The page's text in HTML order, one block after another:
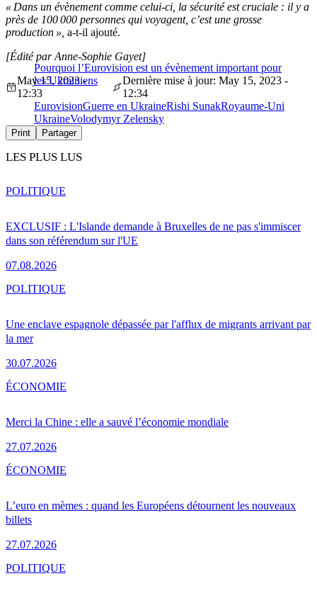
« Dans un évènement comme celui-ci, la sécurité est cruciale : il y a
près de 100 000 personnes qui voyagent, c’est une grosse
production », a-t-il ajouté.
Pourquoi l’Eurovision est un évènement important pour
les Ukrainiens
[Édité par Anne-Sophie Gayet]
May 15, 2023 -
12:33
Dernière mise à jour: May 15, 2023 -
12:34
EurovisionGuerre en UkraineRishi SunakRoyaume-Uni
UkraineVolodymyr Zelensky
Print Partager
LES PLUS LUS
EXCLUSIF : L'Islande demande à Bruxelles de ne pas s'immiscer
dans son référendum sur l'UE
07.08.2026
POLITIQUE
Une enclave espagnole dépassée par l'afflux de migrants arrivant par
la mer
30.07.2026
POLITIQUE
Merci la Chine : elle a sauvé l’économie mondiale
27.07.2026
ÉCONOMIE
L’euro en mèmes : quand les Européens détournent les nouveaux
billets
27.07.2026
ÉCONOMIE
POLITIQUE